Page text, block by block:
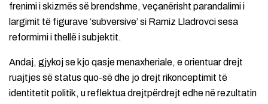
frenimi i skizmës së brendshme, veçanërisht parandalimi i
largimit të figurave ‘subversive’ si Ramiz Lladrovci sesa
reformimi i thellë i subjektit.
Andaj, gjykoj se kjo qasje menaxheriale, e orientuar drejt
ruajtjes së status quo-së dhe jo drejt rikonceptimit të
identitetit politik, u reflektua drejtpërdrejt edhe në rezultatin